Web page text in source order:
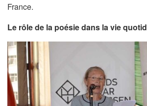
France.
Le rôle de la poésie dans la vie